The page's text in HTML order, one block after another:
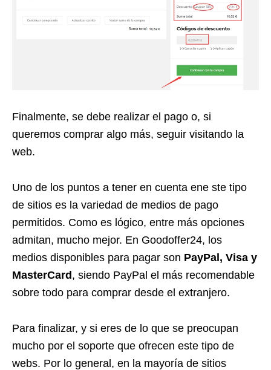
Finalmente, se debe realizar el pago o, si
queremos comprar algo más, seguir visitando la
web.
Uno de los puntos a tener en cuenta ene ste tipo
de sitios es la variedad de medios de pago
permitidos. Como es lógico, entre más opciones
admitan, mucho mejor. En Goodoffer24, los
medios disponibles para pagar son PayPal, Visa y
MasterCard, siendo PayPal el más recomendable
sobre todo para comprar desde el extranjero.
Para finalizar, y si eres de lo que se preocupan
mucho por el soporte que ofrecen este tipo de
webs. Por lo general, en la mayoría de sitios